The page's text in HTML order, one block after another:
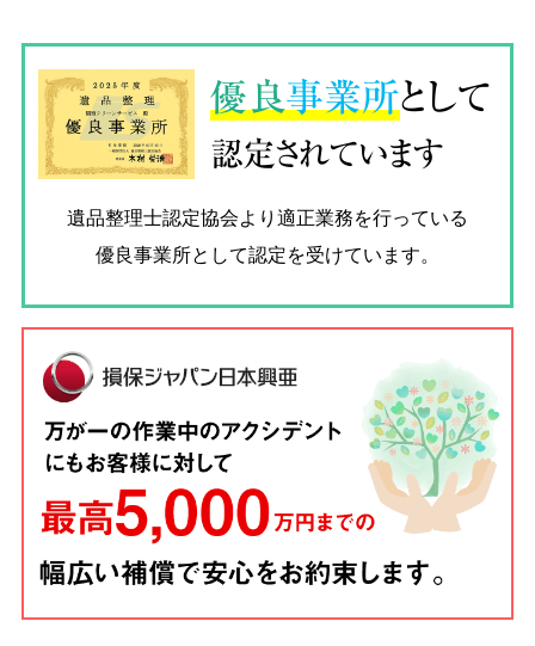
優良事業所として
認定されています
遺品整理士認定協会より適正業務を行っている
優良事業所として認定を受けています。